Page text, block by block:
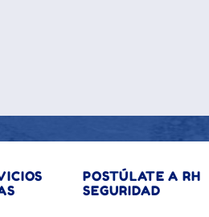
POSTÚLATE A RH
SEGURIDAD